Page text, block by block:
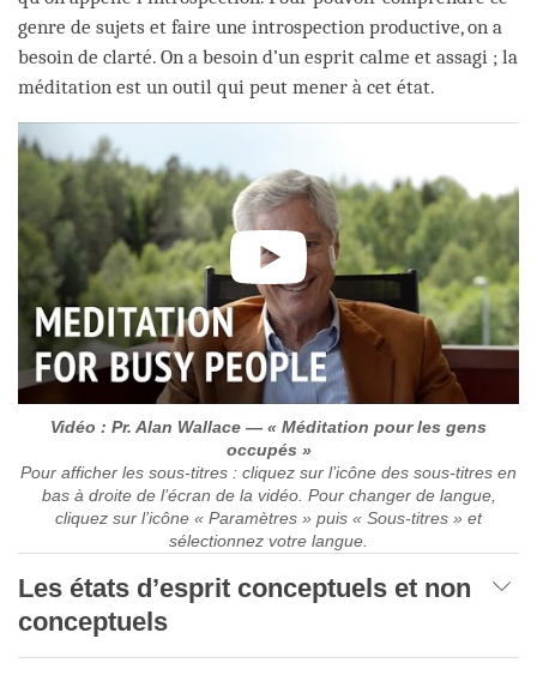
genre de sujets et faire une introspection productive, on a
besoin de clarté. On a besoin d’un esprit calme et assagi ; la
méditation est un outil qui peut mener à cet état.
Vidéo : Pr. Alan Wallace — « Méditation pour les gens
occupés »
Pour afficher les sous-titres : cliquez sur l’icône des sous-titres en
bas à droite de l’écran de la vidéo. Pour changer de langue,
cliquez sur l’icône « Paramètres » puis « Sous-titres » et
sélectionnez votre langue.
Les états d’esprit conceptuels et non
conceptuels